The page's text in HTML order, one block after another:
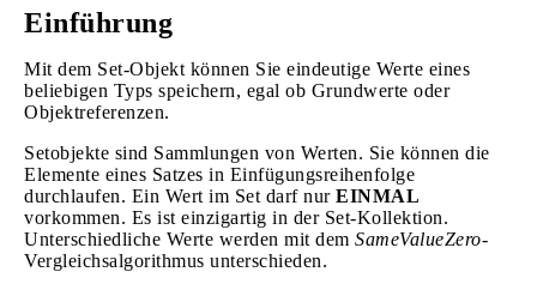
Einführung
Mit dem Set-Objekt können Sie eindeutige Werte eines
beliebigen Typs speichern, egal ob Grundwerte oder
Objektreferenzen.
Setobjekte sind Sammlungen von Werten. Sie können die
Elemente eines Satzes in Einfügungsreihenfolge
durchlaufen. Ein Wert im Set darf nur EINMAL
vorkommen. Es ist einzigartig in der Set-Kollektion.
Unterschiedliche Werte werden mit dem SameValueZero-
Vergleichsalgorithmus unterschieden.